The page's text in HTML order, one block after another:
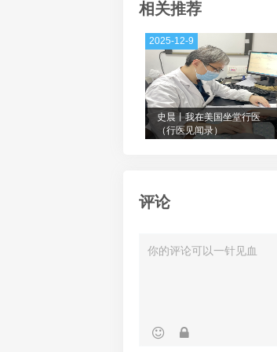
相关推荐
史晨丨我在美国坐堂行医
（行医见闻录）
2025-12-9
评论